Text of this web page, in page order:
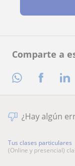
Comparte a
¿Hay algún
Tus clases particulares
(online y presencial)